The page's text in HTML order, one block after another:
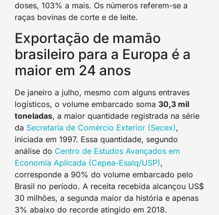
doses, 103% a mais. Os números referem-se a
raças bovinas de corte e de leite.
Exportação de mamão
brasileiro para a Europa é a
maior em 24 anos
De janeiro a julho, mesmo com alguns entraves
logísticos, o volume embarcado soma 30,3 mil
toneladas, a maior quantidade registrada na série
da Secretaria de Comércio Exterior (Secex),
iniciada em 1997. Essa quantidade, segundo
análise do Centro de Estudos Avançados em
Economia Aplicada (Cepea-Esalq/USP),
corresponde a 90% do volume embarcado pelo
Brasil no período. A receita recebida alcançou US$
30 milhões, a segunda maior da história e apenas
3% abaixo do recorde atingido em 2018.